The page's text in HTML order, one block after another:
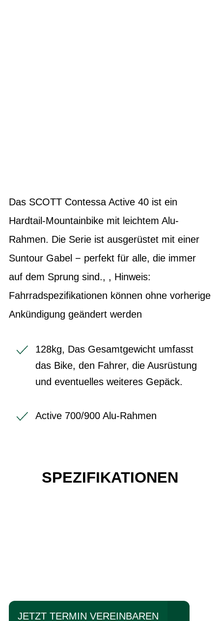
Das SCOTT Contessa Active 40 ist ein
Hardtail-Mountainbike mit leichtem Alu-
Rahmen. Die Serie ist ausgerüstet mit einer
Suntour Gabel − perfekt für alle, die immer
auf dem Sprung sind., , Hinweis:
Fahrradspezifikationen können ohne vorherige
Ankündigung geändert werden
128kg, Das Gesamtgewicht umfasst
das Bike, den Fahrer, die Ausrüstung
und eventuelles weiteres Gepäck.
Active 700/900 Alu-Rahmen
SPEZIFIKATIONEN
JETZT TERMIN VEREINBAREN